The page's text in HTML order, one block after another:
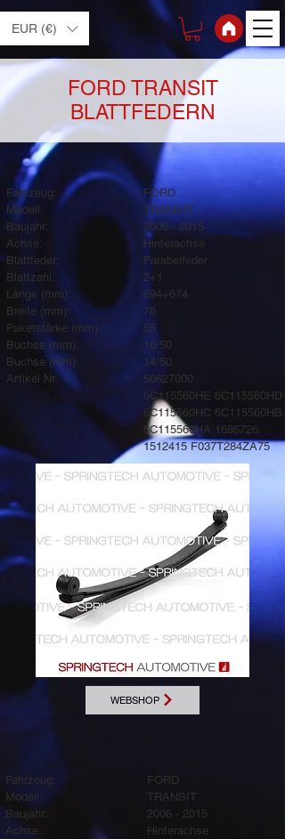
EUR (€)
FORD TRANSIT
BLATTFEDERN
Fahrzeug:
Modell:
Baujahr:
Achse:
Blattfeder:
Blattzahl:
Länge (mm):
Breite (mm):
Paketstärke (mm):
Buchse (mm):
Buchse (mm):
Artikel Nr:
FORD
TRANSIT
2006 - 2015
Hinterachse
Parabelfeder
2+1
694+674
76
55
16/50
14/50
50627000
6C115560HE 6C115560HD
6C115560HC 6C115560HB
6C115560HA 1686726
1512415F037T284ZA75
WEBSHOP
Fahrzeug:
Modell:
Baujahr:
Achse:
FORD
TRANSIT
2006 - 2015
Hinterachse